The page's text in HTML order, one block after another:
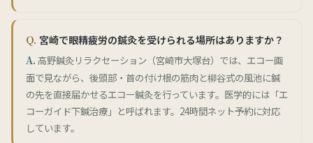
宮崎で眼精疲労の鍼灸を受けられる場所はありますか？
高野鍼灸リラクセーション（宮崎市大塚台）では、エコー画
面で見ながら、後頭部・首の付け根の筋肉と柳谷式の風池に鍼
の先を直接届かせるエコー鍼灸を行っています。医学的には「エ
コーガイド下鍼治療」と呼ばれます。24時間ネット予約に対応
しています。